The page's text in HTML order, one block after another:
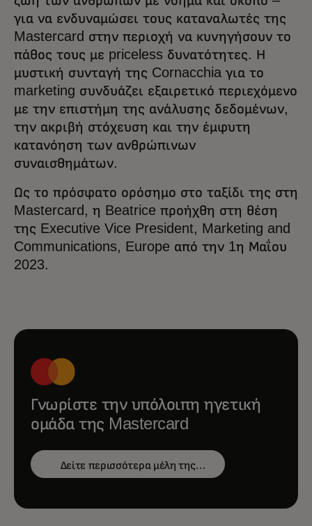
για να ενδυναμώσει τους καταναλωτές της
Mastercard στην περιοχή να κυνηγήσουν το
πάθος τους με priceless δυνατότητες. Η
μυστική συνταγή της Cornacchia για το
marketing συνδυάζει εξαιρετικό περιεχόμενο
με την επιστήμη της ανάλυσης δεδομένων,
την ακριβή στόχευση και την έμφυτη
κατανόηση των ανθρώπινων
συναισθημάτων.
Ως το πρόσφατο ορόσημο στο ταξίδι της στη
Mastercard, η Beatrice προήχθη στη θέση
της Executive Vice President, Marketing and
Communications, Europe από την 1η Μαΐου
2023.
Γνωρίστε την υπόλοιπη ηγετική
ομάδα της Mastercard
Δείτε περισσότερα μέλη της